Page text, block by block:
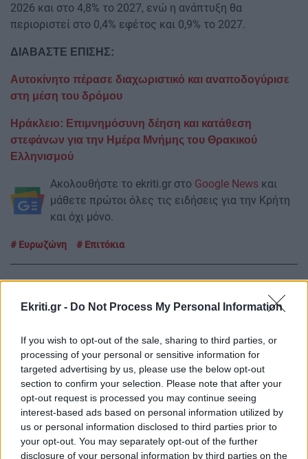
Ekriti.gr - Do Not Process My Personal Information
If you wish to opt-out of the sale, sharing to third parties, or
processing of your personal or sensitive information for
targeted advertising by us, please use the below opt-out
section to confirm your selection. Please note that after your
opt-out request is processed you may continue seeing
interest-based ads based on personal information utilized by
us or personal information disclosed to third parties prior to
your opt-out. You may separately opt-out of the further
disclosure of your personal information by third parties on the
2026 και στο 4,8% το 2027, ενώ η ανάπτυξη θα
περιοριστεί στο 0,4% εφέτος και 0,9% το 2027.
ΔΙΑΒΑΣΤΕ ΕΠΙΣΗΣ:
Αυτοκίνητο πέρασε διαχωριστικό και αναποδογύρισε
στη μέση του δρόμου
Ηράκλειο: Επιμνημόσυνη δέηση και κατάθεση
στεφάνων για την Ημέρα Μνήμης του Θρακικού
Ελληνισμού
Ακολουθήστε το ekriti.gr στο Google News και
μάθετε πρώτοι όλες τις ειδήσεις για την Κρήτη
και όχι μόνο.
Ευρωζώνη Επιτόκια
ΡΟΗ ΕΙΔΗΣΕΩΝ
12:47
ΕΛΛΑΔΑ
Έξοδος Αυγούστου: Κορυφώνεται η φυγή των
αδειούχων – «Ουρές» σε λιμάνια και ΚΤΕΛ
12:35
ΕΛΛΑΔΑ